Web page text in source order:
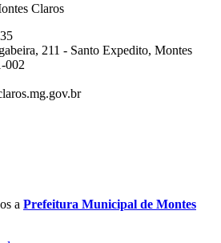
Claros
211 - Santo Expedito, Montes
002
a Prefeitura Municipal de Montes